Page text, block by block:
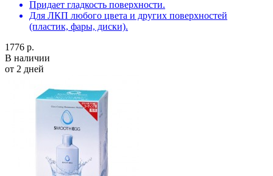
Придает гладкость поверхности.
Для ЛКП любого цвета и других поверхностей
(пластик, фары, диски).
1776 р.
В наличии
от 2 дней